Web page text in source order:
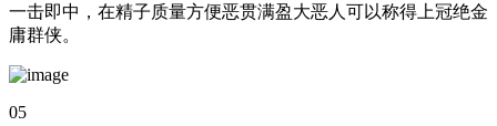
一击即中，在精子质量方便恶贯满盈大恶人可以称得上冠绝金
庸群侠。
05